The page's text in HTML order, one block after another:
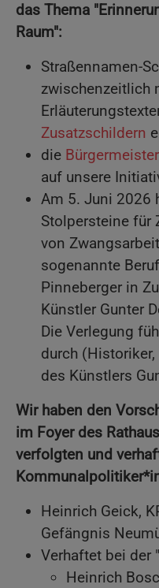
das Thema
Raum":
Straßennamen-
zwischenzeitlich
Zusatzschildern
die
auf unsere
Am 5. Juni 2026
Stolpersteine für
von
sogenannte
Pinneberger in
Künstler Gunter
Die Verlegung
durch
des Künstlers
Wir haben den
im Foyer des
verfolgten und
Heinrich Geick,
Gefängnis
Verhaftet bei der
Heinrich